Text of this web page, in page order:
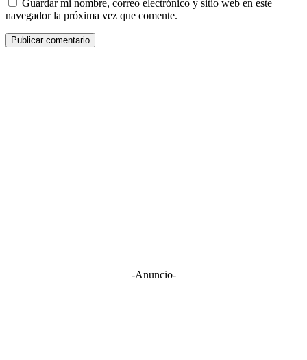
Guardar mi nombre, correo electrónico y sitio web en este
navegador la próxima vez que comente.
-Anuncio-